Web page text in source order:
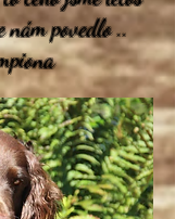
nám povedlo ..